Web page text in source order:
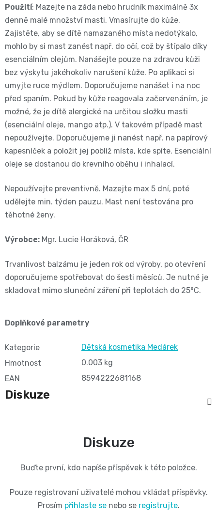
Plenky
do
BébéCash
Magics
dětské
plenky
Moltex
Mušelinové
a
pleny
na
podle
velikosti
📝
Vrácení
peněz
💸
🔄
Použití: Mazejte na záda nebo hrudník maximálně 3x
denně malé množství masti. Vmasírujte do kůže.
Zajistěte, aby se dítě namazaného místa nedotýkalo,
mohlo by si mast zanést např. do očí, což by štípalo díky
esenciálním olejům. Nanášejte pouze na zdravou kůži
bez výskytu jakéhokoliv narušení kůže. Po aplikaci si
umyjte ruce mýdlem. Doporučujeme nanášet i na noc
před spaním. Pokud by kůže reagovala začervenáním, je
možné, že je dítě alergické na určitou složku masti
(esenciální oleje, mango atp.). V takovém případě mast
nepoužívejte. Doporučujeme ji nanést např. na papírový
kapesníček a položit jej poblíž místa, kde spíte. Esenciální
oleje se dostanou do krevního oběhu i inhalací.
Nepoužívejte preventivně. Mazejte max 5 dní, poté
udělejte min. týden pauzu. Mast není testována pro
těhotné ženy.
Výrobce: Mgr. Lucie Horáková, ČR
Trvanlivost balzámu je jeden rok od výroby, po otevření
doporučujeme spotřebovat do šesti měsíců. Je nutné je
skladovat mimo sluneční záření při teplotách do 25°C.
Doplňkové parametry
Kategorie
Dětská kosmetika Medárek
Hmotnost
0.003 kg
EAN
8594222681168
Diskuze
Diskuze
Buďte první, kdo napíše příspěvek k této položce.
Pouze registrovaní uživatelé mohou vkládat příspěvky.
Prosím přihlaste senebo se registrujte.